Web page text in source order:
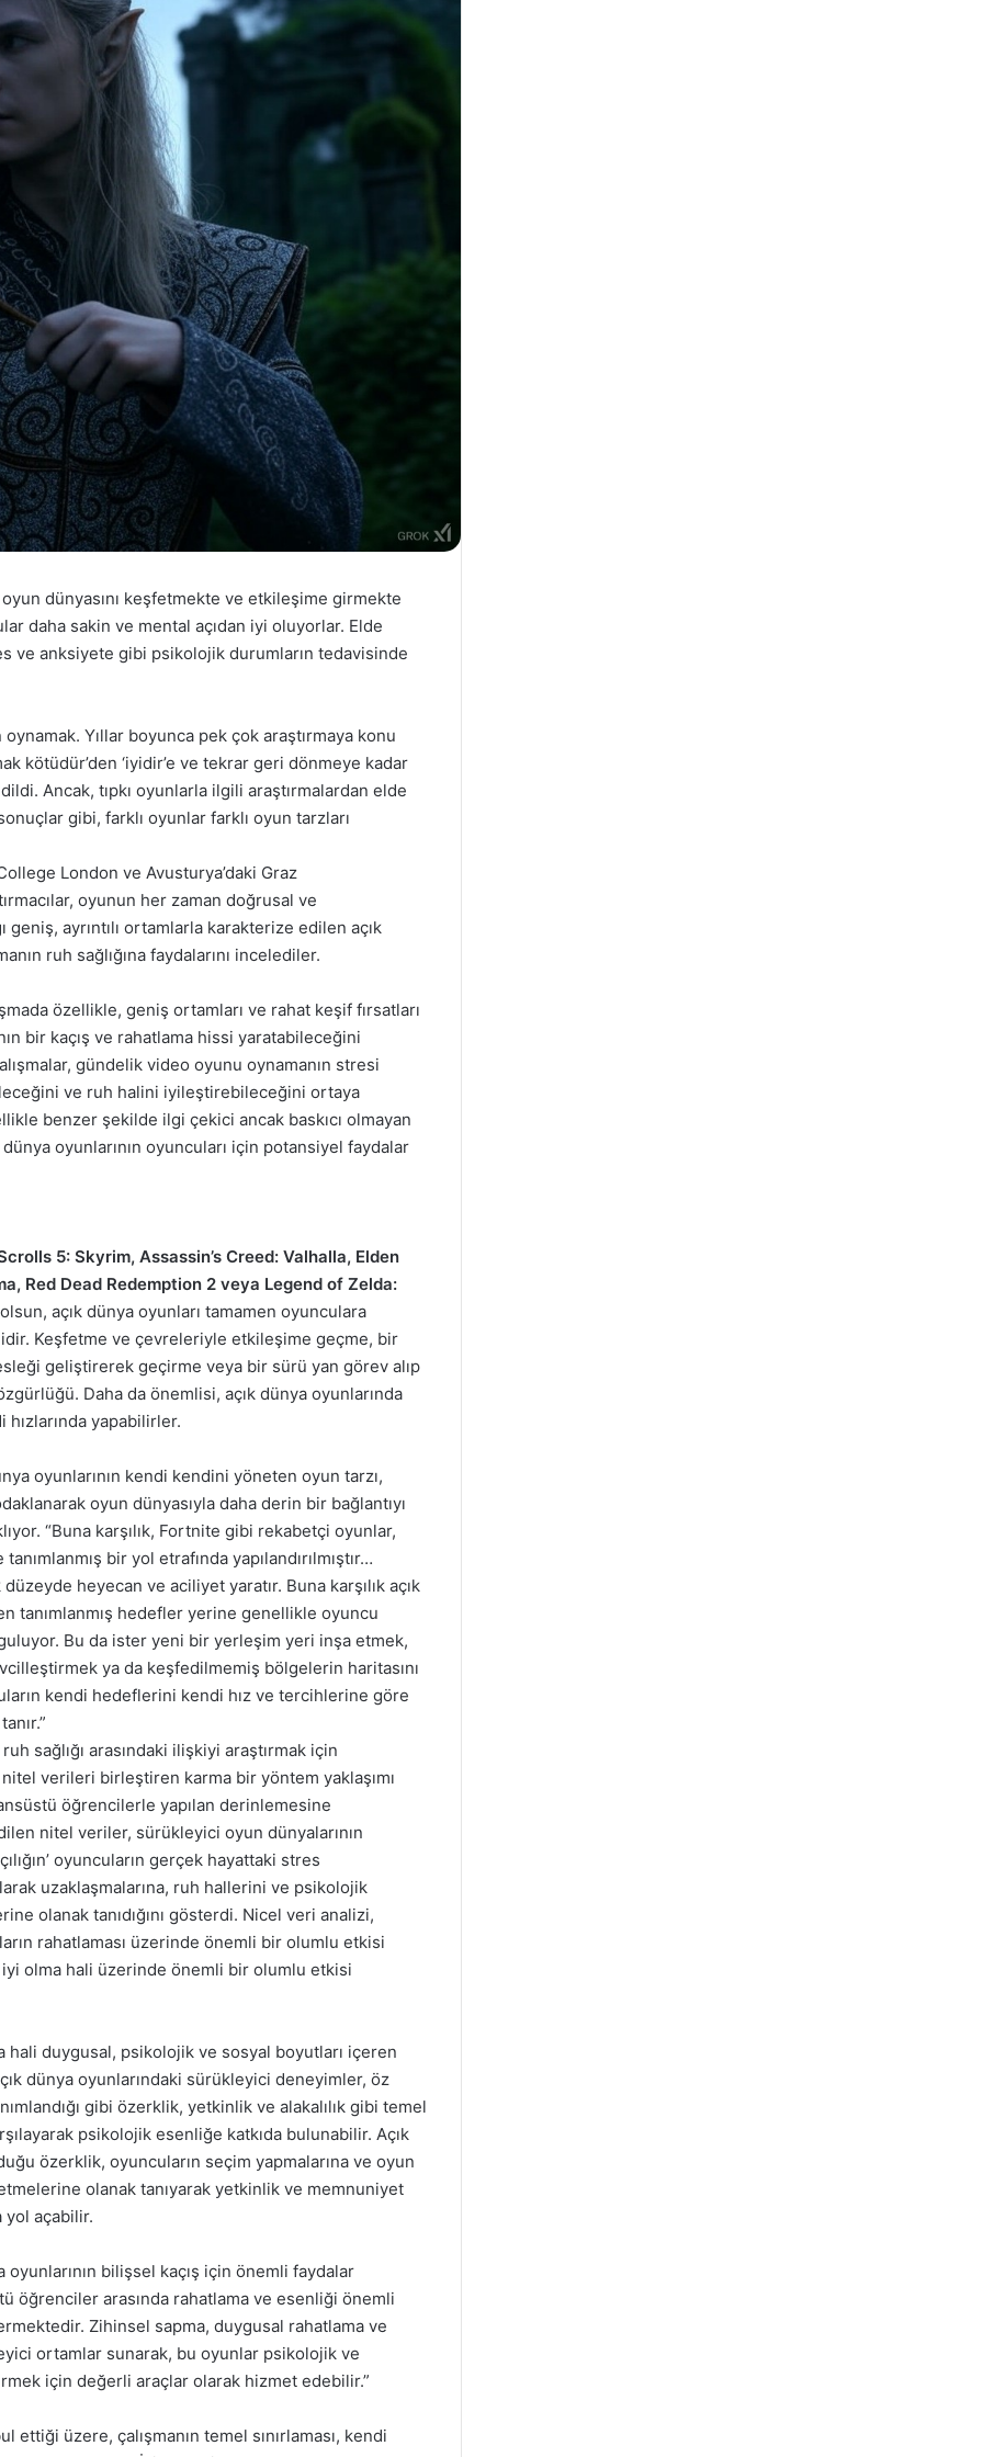
dünyasını keşfetmekte ve etkileşime girmekte
daha sakin ve mental açıdan iyi oluyorlar. Elde
ve anksiyete gibi psikolojik durumların tedavisinde
Yıllar boyunca pek çok araştırmaya konu
kötüdür’den ‘iyidir’e ve tekrar geri dönmeye kadar
Ancak, tıpkı oyunlarla ilgili araştırmalardan elde
gibi, farklı oyunlar farklı oyun tarzları
London ve Avusturya’daki Graz
oyunun her zaman doğrusal ve
geniş, ayrıntılı ortamlarla karakterize edilen açık
ruh sağlığına faydalarını incelediler.
özellikle, geniş ortamları ve rahat keşif fırsatları
bir kaçış ve rahatlama hissi yaratabileceğini
gündelik video oyunu oynamanın stresi
ve ruh halini iyileştirebileceğini ortaya
benzer şekilde ilgi çekici ancak baskıcı olmayan
oyunlarının oyuncuları için potansiyel faydalar
5: Skyrim, Assassin’s Creed: Valhalla, Elden
Red Dead Redemption 2 veya Legend of Zelda:
açık dünya oyunları tamamen oyunculara
Keşfetme ve çevreleriyle etkileşime geçme, bir
geliştirerek geçirme veya bir sürü yan görev alıp
Daha da önemlisi, açık dünya oyunlarında
yapabilirler.
oyunlarının kendi kendini yöneten oyun tarzı,
oyun dünyasıyla daha derin bir bağlantıyı
“Buna karşılık, Fortnite gibi rekabetçi oyunlar,
bir yol etrafında yapılandırılmıştır…
heyecan ve aciliyet yaratır. Buna karşılık açık
tanımlanmış hedefler yerine genellikle oyuncu
Bu da ister yeni bir yerleşim yeri inşa etmek,
ya da keşfedilmemiş bölgelerin haritasını
kendi hedeflerini kendi hız ve tercihlerine göre
sağlığı arasındaki ilişkiyi araştırmak için
nitel verileri birleştiren karma bir yöntem yaklaşımı
öğrencilerle yapılan derinlemesine
nitel veriler, sürükleyici oyun dünyalarının
oyuncuların gerçek hayattaki stres
uzaklaşmalarına, ruh hallerini ve psikolojik
olanak tanıdığını gösterdi. Nicel veri analizi,
rahatlaması üzerinde önemli bir olumlu etkisi
olma hali üzerinde önemli bir olumlu etkisi
hali duygusal, psikolojik ve sosyal boyutları içeren
dünya oyunlarındaki sürükleyici deneyimler, öz
gibi özerklik, yetkinlik ve alakalılık gibi temel
psikolojik esenliğe katkıda bulunabilir. Açık
özerklik, oyuncuların seçim yapmalarına ve oyun
olanak tanıyarak yetkinlik ve memnuniyet
yol açabilir.
oyunlarının bilişsel kaçış için önemli faydalar
öğrenciler arasında rahatlama ve esenliği önemli
Zihinsel sapma, duygusal rahatlama ve
ortamlar sunarak, bu oyunlar psikolojik ve
için değerli araçlar olarak hizmet edebilir.”
ettiği üzere, çalışmanın temel sınırlaması, kendi